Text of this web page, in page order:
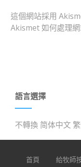
這個網站採用
Akismet 如何處理
語言選擇
不轉換 简体中文
首頁 給牧師